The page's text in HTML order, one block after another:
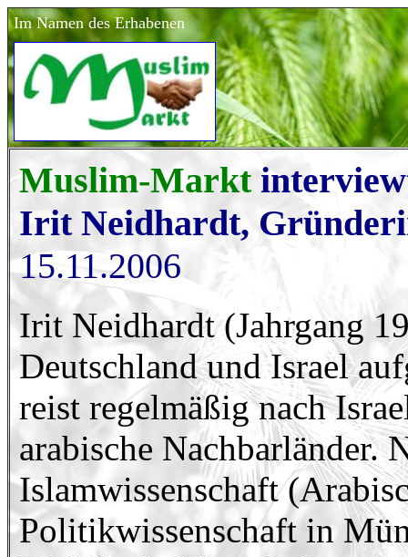
Im Namen des Erhabenen
Muslim-Markt
Irit Neidhardt,
15.11.2006
Irit Neidhardt (Jahrgang
Deutschland und Israel
reist regelmäßig nach
arabische Nachbarländer.
Islamwissenschaft
Politikwissenschaft in